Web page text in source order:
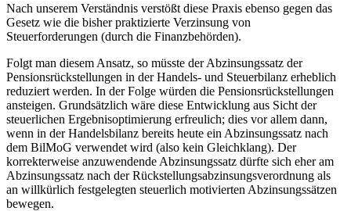
Nach unserem Verständnis verstößt diese Praxis ebenso gegen das
Gesetz wie die bisher praktizierte Verzinsung von
Steuerforderungen (durch die Finanzbehörden).
Folgt man diesem Ansatz, so müsste der Abzinsungssatz der
Pensionsrückstellungen in der Handels- und Steuerbilanz erheblich
reduziert werden. In der Folge würden die Pensionsrückstellungen
ansteigen. Grundsätzlich wäre diese Entwicklung aus Sicht der
steuerlichen Ergebnisoptimierung erfreulich; dies vor allem dann,
wenn in der Handelsbilanz bereits heute ein Abzinsungssatz nach
dem BilMoG verwendet wird (also kein Gleichklang). Der
korrekterweise anzuwendende Abzinsungssatz dürfte sich eher am
Abzinsungssatz nach der Rückstellungsabzinsungsverordnung als
an willkürlich festgelegten steuerlich motivierten Abzinsungssätzen
bewegen.